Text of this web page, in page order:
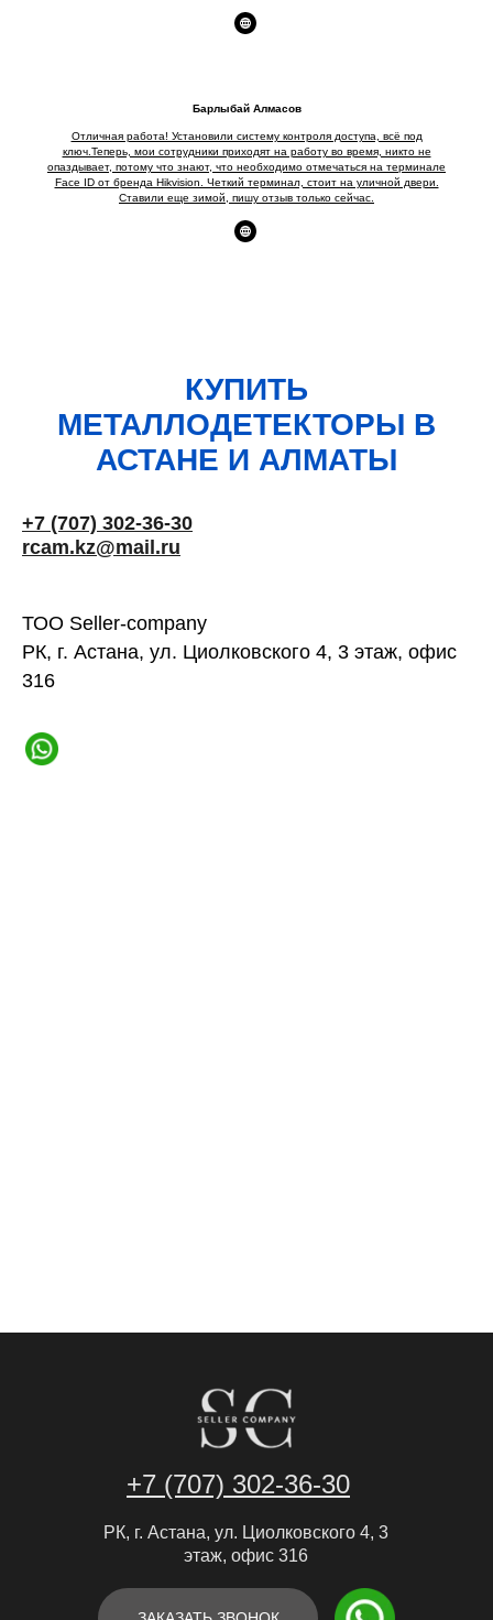
Барлыбай Алмасов
Отличная работа! Установили систему контроля доступа, всё под
ключ.Теперь, мои сотрудники приходят на работу во время, никто не
опаздывает, потому что знают, что необходимо отмечаться на терминале
Face ID от бренда Hikvision. Четкий терминал, стоит на уличной двери.
Ставили еще зимой, пишу отзыв только сейчас.
КУПИТЬ
МЕТАЛЛОДЕТЕКТОРЫ В
АСТАНЕ И АЛМАТЫ
+7 (707) 302-36-30
rcam.kz@mail.ru
ТОО Seller-company
РК, г. Астана, ул. Циолковского 4, 3 этаж, офис
316
+7 (707) 302-36-30
РК, г. Астана, ул. Циолковского 4, 3
этаж, офис 316